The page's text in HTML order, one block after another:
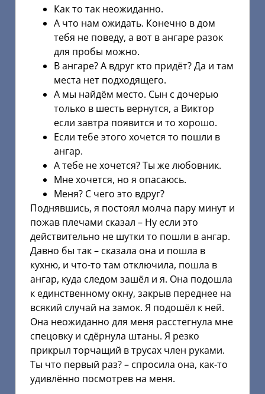
Как то так неожиданно.
А что нам ожидать. Конечно в дом
тебя не поведу, а вот в ангаре разок
для пробы можно.
В ангаре? А вдруг кто придёт? Да и там
места нет подходящего.
А мы найдём место. Сын с дочерью
только в шесть вернутся, а Виктор
если завтра появится и то хорошо.
Если тебе этого хочется то пошли в
ангар.
А тебе не хочется? Ты же любовник.
Мне хочется, но я опасаюсь.
Меня? С чего это вдруг?
Поднявшись, я постоял молча пару минут и
пожав плечами сказал – Ну если это
действительно не шутки то пошли в ангар.
Давно бы так – сказала она и пошла в
кухню, и что-то там отключила, пошла в
ангар, куда следом зашёл и я. Она подошла
к единственному окну, закрыв переднее на
всякий случай на замок. Я подошёл к ней.
Она неожиданно для меня расстегнула мне
спецовку и сдёрнула штаны. Я резко
прикрыл торчащий в трусах член руками.
Ты что первый раз? – спросила она, как-то
удивлённо посмотрев на меня.